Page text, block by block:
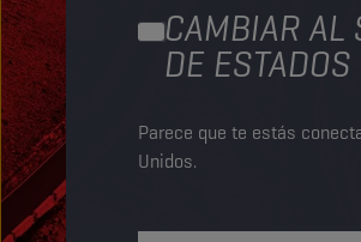
CAMBIAR AL
DE
Parece que te estás
Unidos.